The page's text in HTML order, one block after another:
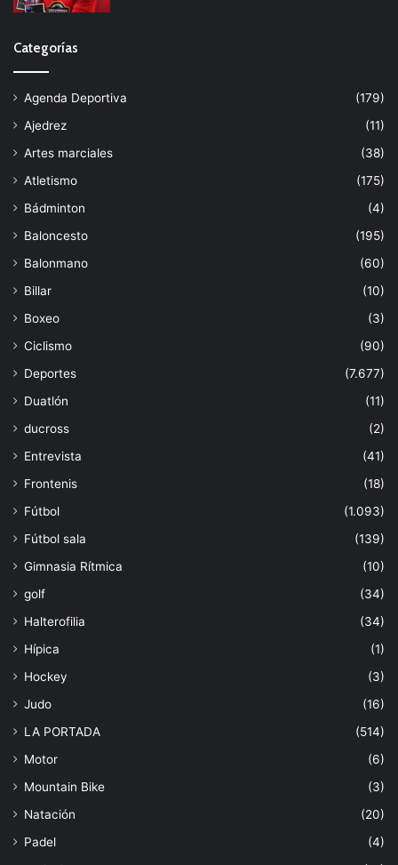
Categorías
Agenda Deportiva
(179)
Ajedrez
(11)
Artes marciales
(38)
Atletismo
(175)
Bádminton
(4)
Baloncesto
(195)
Balonmano
(60)
Billar
(10)
Boxeo
(3)
Ciclismo
(90)
Deportes
(7.677)
Duatlón
(11)
ducross
(2)
Entrevista
(41)
Frontenis
(18)
Fútbol
(1.093)
Fútbol sala
(139)
Gimnasia Rítmica
(10)
golf
(34)
Halterofilia
(34)
Hípica
(1)
Hockey
(3)
Judo
(16)
LA PORTADA
(514)
Motor
(6)
Mountain Bike
(3)
Natación
(20)
Padel
(4)